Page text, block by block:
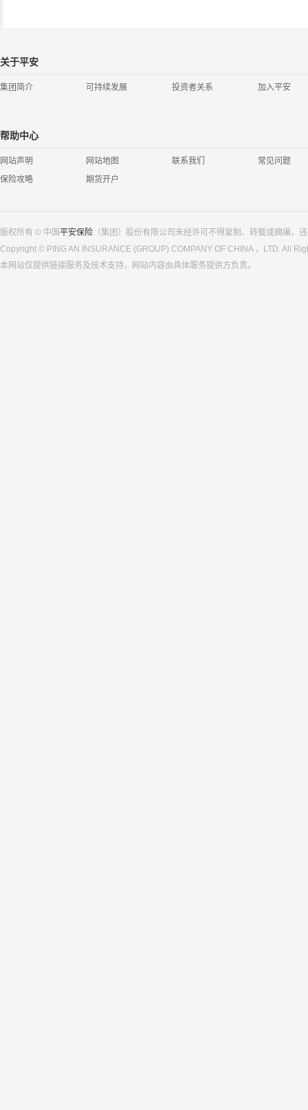
关于平安
集团简介 可持续发展 投资者关系 加入平安
帮助中心
网站声明 网站地图 联系我们
常见问题
保险攻略
期货开户
版权所有 © 中国平安保险 （集团）股份有限公司未经许可不得复制、转载或摘编，
Copyright © PING AN INSURANCE (GROUP) COMPANY OF CHINA ，LTD. All
本网站仅提供链接服务及技术支持，网站内容由具体服务提供方负责。